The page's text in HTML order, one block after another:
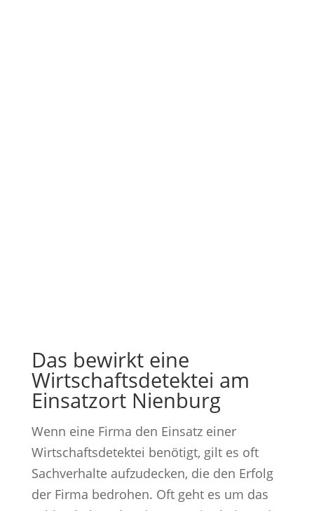
Das bewirkt eine
Wirtschaftsdetektei am
Einsatzort Nienburg
Wenn eine Firma den Einsatz einer
Wirtschaftsdetektei benötigt, gilt es oft
Sachverhalte aufzudecken, die den Erfolg
der Firma bedrohen. Oft geht es um das